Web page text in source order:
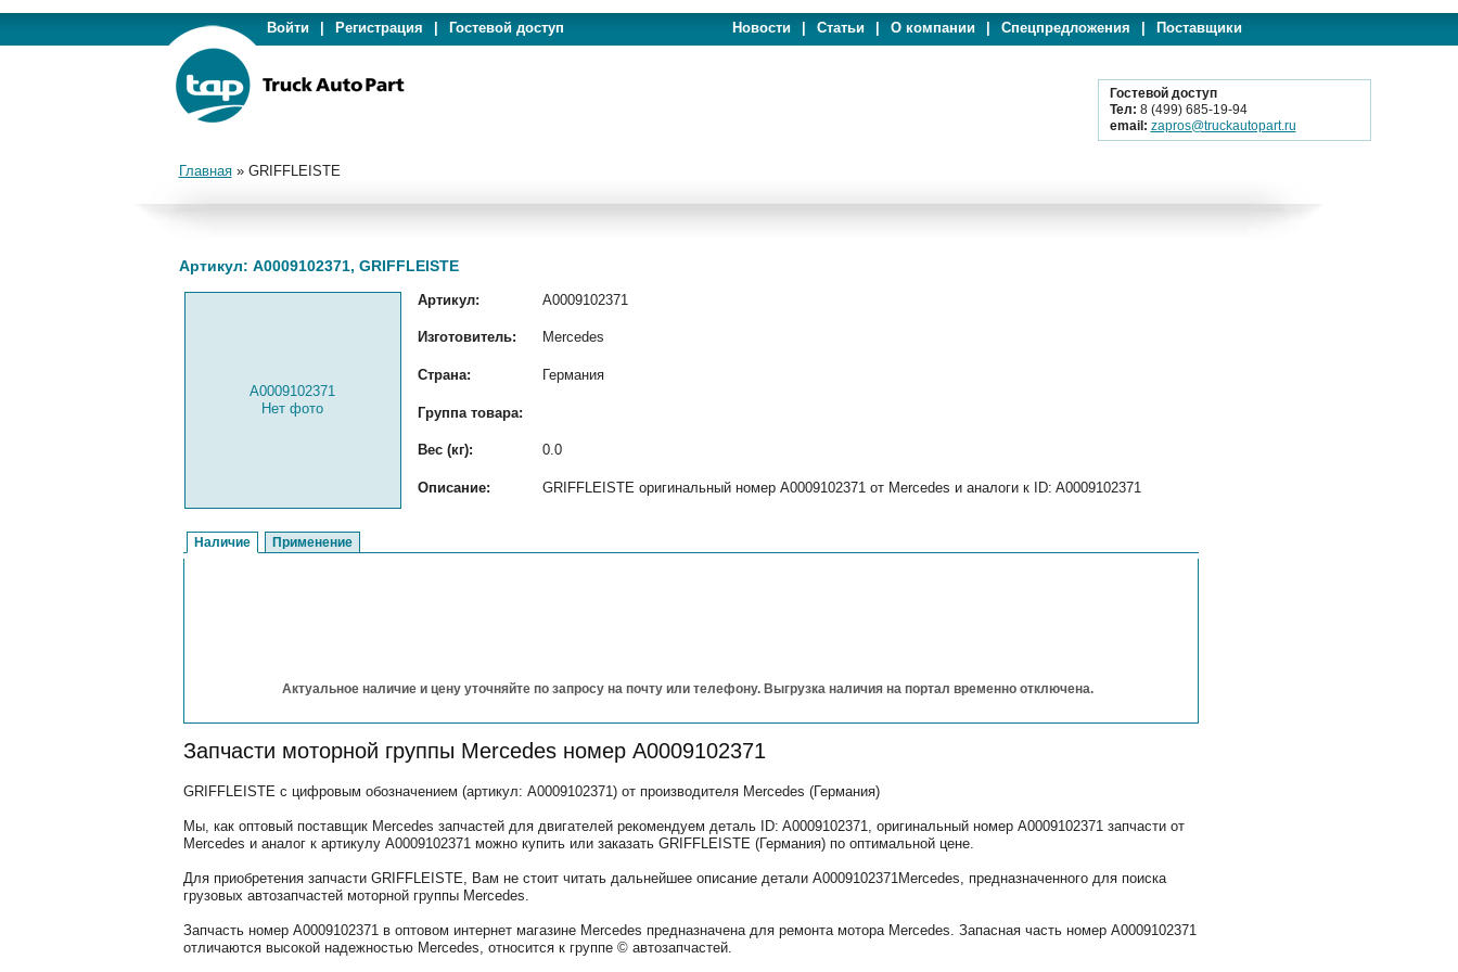
Войти Регистрация Гостевой доступ Новости Статьи О компании Спецпредложения Поставщики
Гостевой доступ
Тел: 8 (499) 685-19-94
email: zapros@truckautopart.ru
Главная» GRIFFLEISTE
Артикул: A0009102371, GRIFFLEISTE
A0009102371
Нет фото
Артикул: A0009102371
Изготовитель: Mercedes
Страна: Германия
Группа товара:
Вес (кг): 0.0
Описание: GRIFFLEISTE оригинальный номер A0009102371 от Mercedes и аналоги к ID: A0009102371
Наличие Применение
Актуальное наличие и цену уточняйте по запросу на почту или телефону. Выгрузка наличия на портал временно отключена.
Запчасти моторной группы Mercedes номер A0009102371
GRIFFLEISTE с цифровым обозначением (артикул: A0009102371) от производителя Mercedes (Германия)
Мы, как оптовый поставщик Mercedes запчастей для двигателей рекомендуем деталь ID: A0009102371, оригинальный номер A0009102371 запчасти от
Mercedes и аналог к артикулу A0009102371 можно купить или заказать GRIFFLEISTE (Германия) по оптимальной цене.
Для приобретения запчасти GRIFFLEISTE, Вам не стоит читать дальнейшее описание детали A0009102371Mercedes, предназначенного для поиска
грузовых автозапчастей моторной группы Mercedes.
Запчасть номер A0009102371 в оптовом интернет магазине Mercedes предназначена для ремонта мотора Mercedes. Запасная часть номер A0009102371
отличаются высокой надежностью Mercedes, относится к группе © автозапчастей.